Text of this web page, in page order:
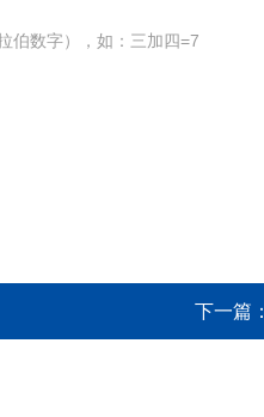
伯数字），如：三加四=7
下一篇：